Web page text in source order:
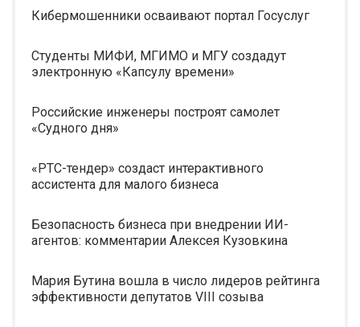
Кибермошенники осваивают портал Госуслуг
Студенты МИФИ, МГИМО и МГУ создадут
электронную «Капсулу времени»
Российские инженеры построят самолет
«Судного дня»
«РТС-тендер» создаст интерактивного
ассистента для малого бизнеса
Безопасность бизнеса при внедрении ИИ-
агентов: комментарии Алексея Кузовкина
Мария Бутина вошла в число лидеров рейтинга
эффективности депутатов VIII созыва